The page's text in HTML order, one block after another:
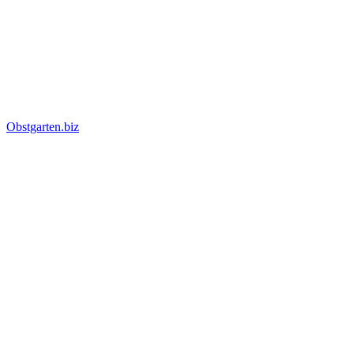
Obstgarten.biz